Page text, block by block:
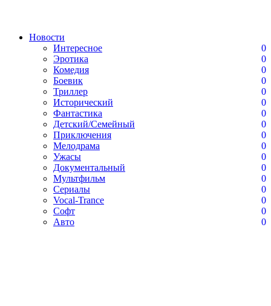
Новости
Интересное
0
Эротика
0
Комедия
0
Боевик
0
Триллер
0
Исторический
0
Фантастика
0
Детский/Семейный
0
Приключения
0
Мелодрама
0
Ужасы
0
Документальный
0
Мультфильм
0
Сериалы
0
Vocal-Trance
0
Софт
0
Авто
0